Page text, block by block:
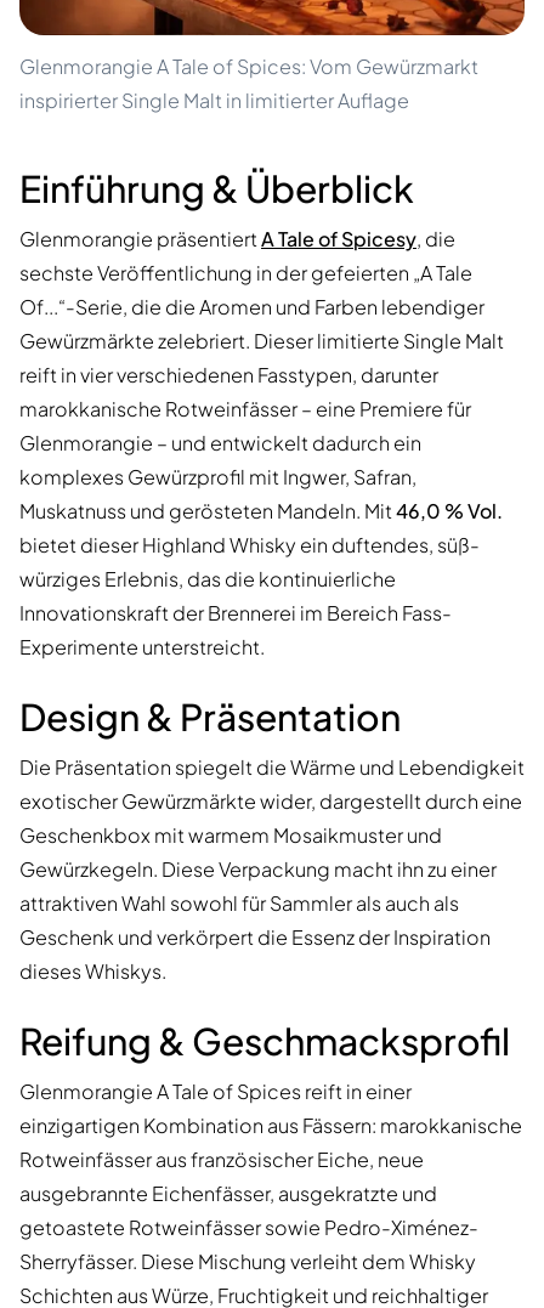
Glenmorangie A Tale of Spices: Vom Gewürzmarkt
inspirierter Single Malt in limitierter Auflage
Einführung & Überblick
Glenmorangie präsentiertA Tale of Spicesy, die
sechste Veröffentlichung in der gefeierten „A Tale
Of...“-Serie, die die Aromen und Farben lebendiger
Gewürzmärkte zelebriert. Dieser limitierte Single Malt
reift in vier verschiedenen Fasstypen, darunter
marokkanische Rotweinfässer – eine Premiere für
Glenmorangie – und entwickelt dadurch ein
komplexes Gewürzprofil mit Ingwer, Safran,
Muskatnuss und gerösteten Mandeln. Mit46,0 % Vol.
bietet dieser Highland Whisky ein duftendes, süß-
würziges Erlebnis, das die kontinuierliche
Innovationskraft der Brennerei im Bereich Fass-
Experimente unterstreicht.
Design & Präsentation
Die Präsentation spiegelt die Wärme und Lebendigkeit
exotischer Gewürzmärkte wider, dargestellt durch eine
Geschenkbox mit warmem Mosaikmuster und
Gewürzkegeln. Diese Verpackung macht ihn zu einer
attraktiven Wahl sowohl für Sammler als auch als
Geschenk und verkörpert die Essenz der Inspiration
dieses Whiskys.
Reifung & Geschmacksprofil
Glenmorangie A Tale of Spices reift in einer
einzigartigen Kombination aus Fässern: marokkanische
Rotweinfässer aus französischer Eiche, neue
ausgebrannte Eichenfässer, ausgekratzte und
getoastete Rotweinfässer sowie Pedro-Ximénez-
Sherryfässer. Diese Mischung verleiht dem Whisky
Schichten aus Würze, Fruchtigkeit und reichhaltiger